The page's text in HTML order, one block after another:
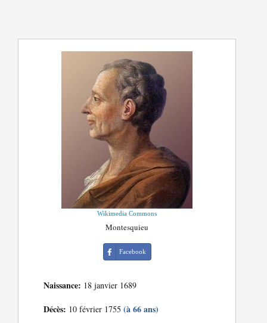
Wikimedia Commons
Montesquieu
Facebook
Naissance: 18 janvier 1689
Décès: 10 février 1755(à 66 ans)